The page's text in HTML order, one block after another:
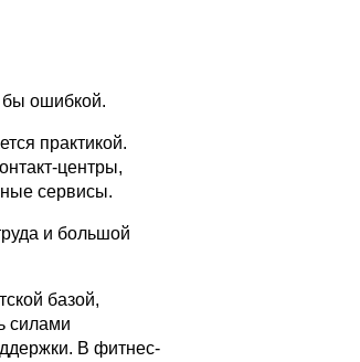
бы ошибкой.
практикой.
центры,
сервисы.
и большой
базой,
силами
В фитнес-